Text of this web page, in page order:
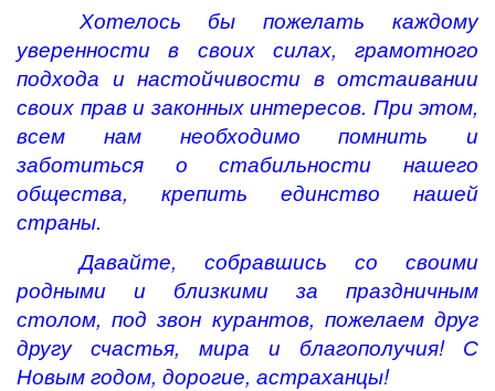
Хотелось бы пожелать каждому
уверенности в своих силах, грамотного
подхода и настойчивости в отстаивании
своих прав и законных интересов. При этом,
всем нам необходимо помнить и
заботиться о стабильности нашего
общества, крепить единство нашей
страны.
Давайте, собравшись со своими
родными и близкими за праздничным
столом, под звон курантов, пожелаем друг
другу счастья, мира и благополучия! С
Новым годом, дорогие, астраханцы!